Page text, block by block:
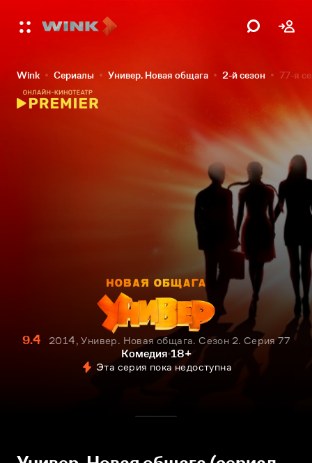
Wink Сериалы Универ. Новая общага 2-й сезон 77-я
9.4
2014, Универ. Новая общага. Сезон 2. Серия 77
Комедия 18+
Эта серия пока недоступна